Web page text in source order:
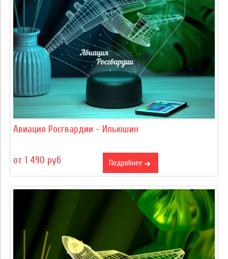
Авиация Росгвардии - Ильюшин
от 1 490 руб Подробнее